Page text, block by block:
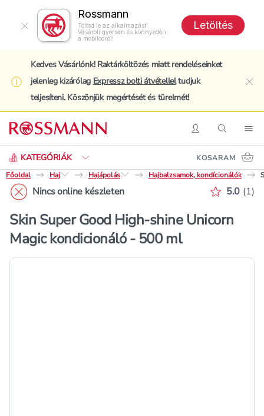
Rossmann
Töltsd le az alkalmazást!
Vásárolj gyorsan és könnyedén
a mobilodról!
Letöltés
Kedves Vásárlónk! Raktárköltözés miatt rendeléseinket
jelenleg kizárólag Expressz bolti átvételleltudjuk
teljesíteni. Köszönjük megértését és türelmét!
BelépésKeresés
KATEGÓRIÁK
Keresés
KOSARAM
Főoldal
Haj Hajápolás Hajbalzsamok, kondícionálók
Nincs online készleten 5.0 (1)
Skin Super Good High-shine Unicorn
Magic kondicionáló - 500 ml